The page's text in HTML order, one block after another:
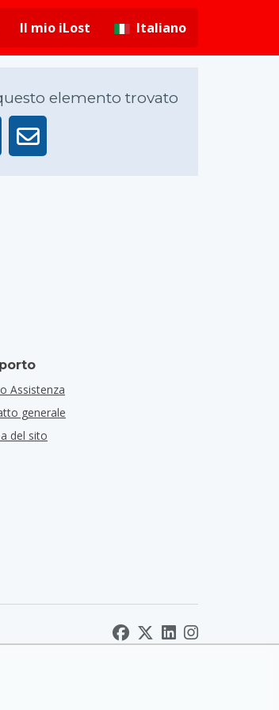
Il mio iLost Italiano
elemento trovato
Assistenza
generale
del sito